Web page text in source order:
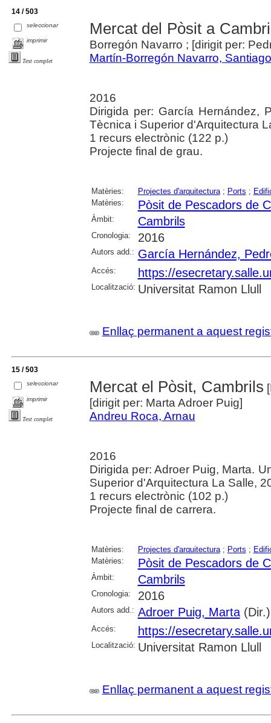
14 / 503
seleccionar
imprimir
Text complet
Mercat del Pòsit a
Borregón Navarro ; [dirigit per:
Martín-Borregón Navarro, Santiago
2016
Dirigida per: García Hernández,
Tècnica i Superior d'Arquitectura
1 recurs electrònic (122 p.)
Projecte final de grau.
Matèries: Projectes d'arquitectura; Ports ;
Matèries:
Pòsit de Pescadors de
Àmbit: Cambrils
Cronologia: 2016
Autors add.: García Hernández,
Accés: https://
Localització: Universitat Ramon Llull
Enllaç permanent a aquest
15 / 503
seleccionar
imprimir
Text complet
Mercat el Pòsit, Cambrils
[dirigit per: Marta Adroer Puig]
Andreu Roca, Arnau
2016
Dirigida per: Adroer Puig, Marta.
Superior d'Arquitectura La Salle,
1 recurs electrònic (102 p.)
Projecte final de carrera.
Matèries: Projectes d'arquitectura; Ports ;
Matèries:
Pòsit de Pescadors de
Àmbit: Cambrils
Cronologia: 2016
Autors add.: Adroer Puig, Marta(Dir.)
Accés: https://
Localització: Universitat Ramon Llull
Enllaç permanent a aquest